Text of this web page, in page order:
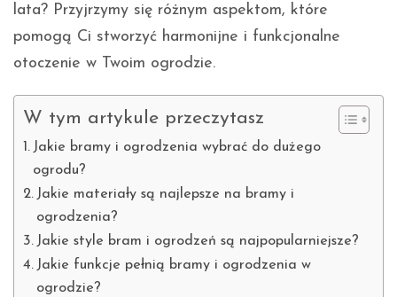
lata? Przyjrzymy się różnym aspektom, które
pomogą Ci stworzyć harmonijne i funkcjonalne
otoczenie w Twoim ogrodzie.
W tym artykule przeczytasz
Jakie bramy i ogrodzenia wybrać do dużego
ogrodu?
Jakie materiały są najlepsze na bramy i
ogrodzenia?
Jakie style bram i ogrodzeń są najpopularniejsze?
Jakie funkcje pełnią bramy i ogrodzenia w
ogrodzie?